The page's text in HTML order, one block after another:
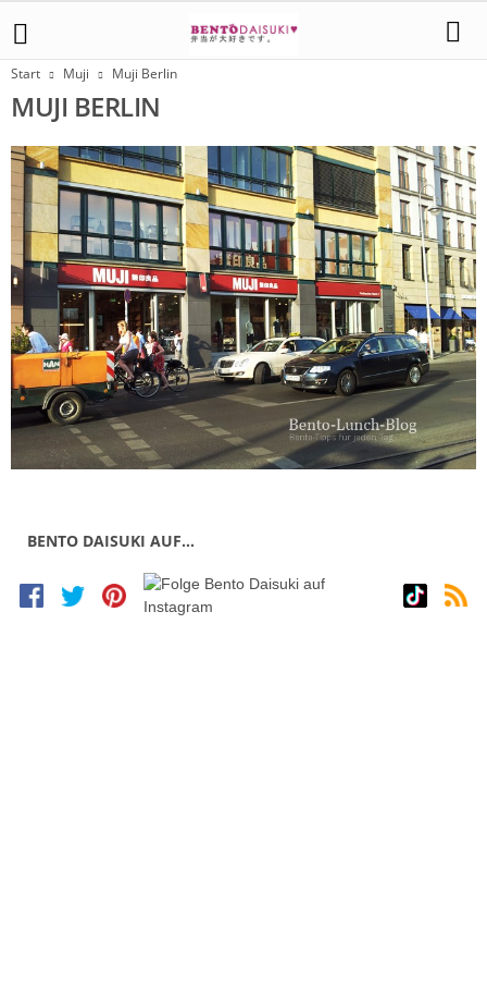
Start Muji Muji Berlin
MUJI BERLIN
BENTO DAISUKI AUF…